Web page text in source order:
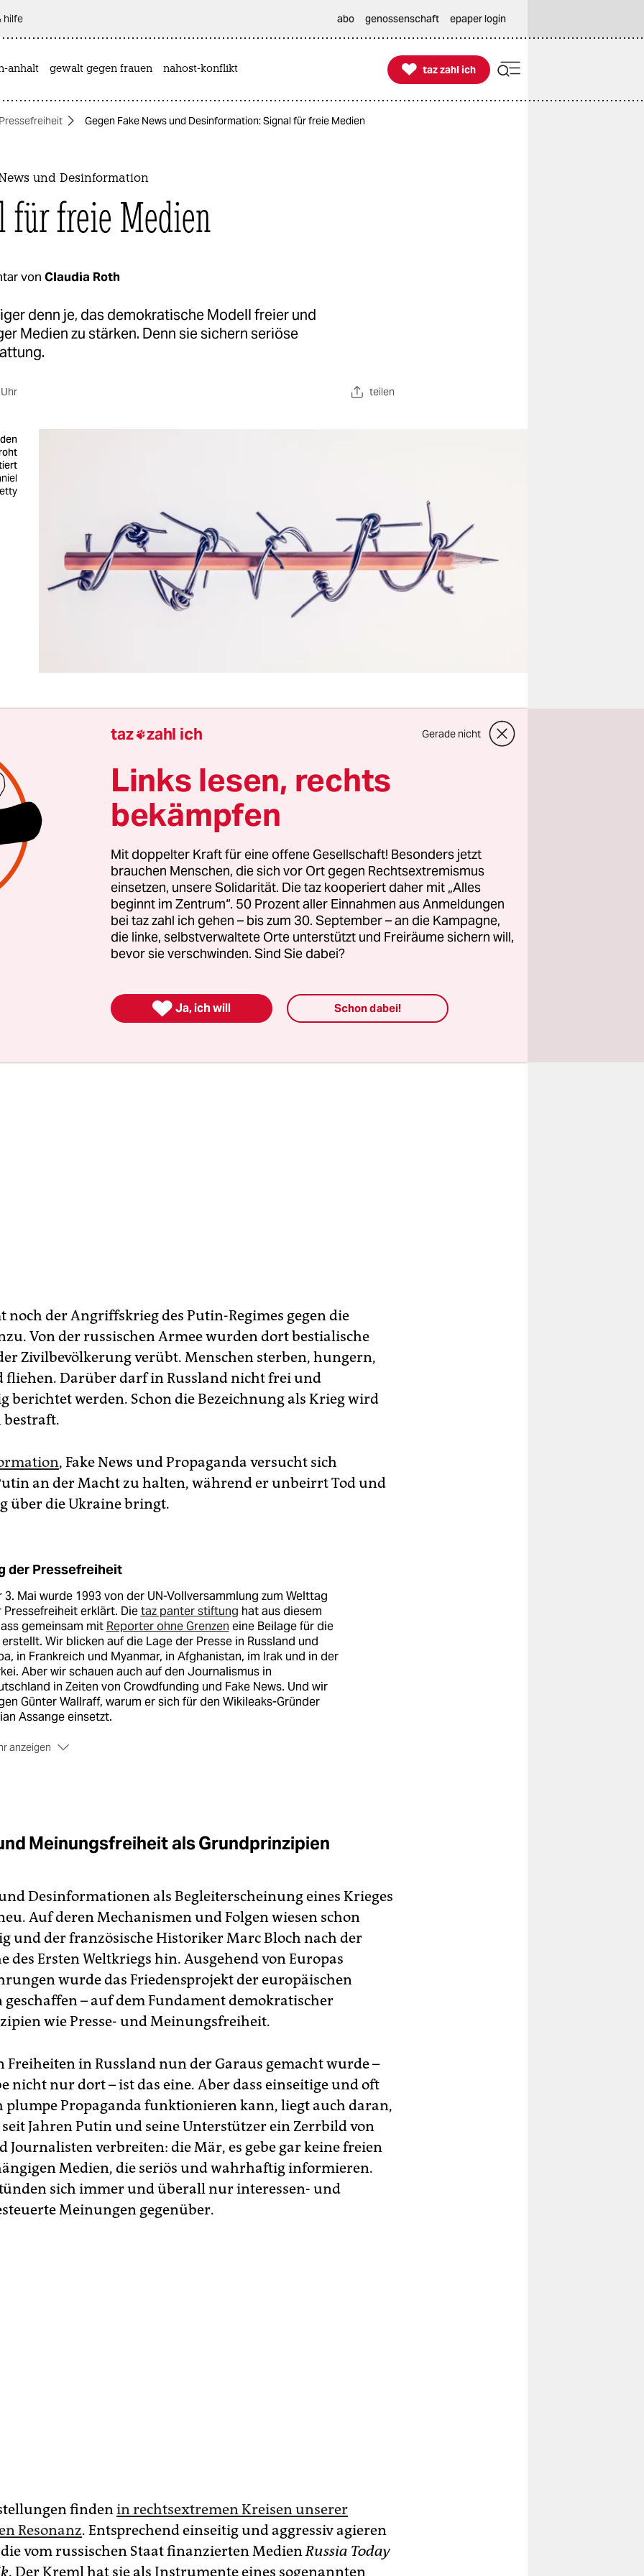
hilfe abo genossenschaft epaper login
anhalt gewalt gegen frauen nahost-konflikt 
taz zahl ich
taz zahl ich
Pressefreiheit Gegen Fake News und Desinformation: Signal für freie Medien
und Desinformation
für freie Medien
von Claudia Roth
denn je, das demokratische Modell freier und
Medien zu stärken. Denn sie sichern seriöse
teilen
die Coronapandemie hat weltweit zu viele Opfer gefordert.
sechs Millionen sollen es nach den über zwei Jahren sein,
das Virus unser Leben bedroht, einschränkt und
wurde die Pandemie in vielen autoritären wie semi-
auch dazu missbraucht, um die dort schon zuvor
weiter einzuschränken. Reporter ohne
sie schon nach einem Jahr Pandemie „so stark unter
zuvor“.
und Journalisten, Medienschaffende und
und Blogger waren im vergangenen Jahr in Haft, über
Journalistinnen und Journalisten angegriffen, bedroht
noch der Angriffskrieg des Putin-Regimes gegen die
Von der russischen Armee wurden dort bestialische
Zivilbevölkerung verübt. Menschen sterben, hungern,
fliehen. Darüber darf in Russland nicht frei und
berichtet werden. Schon die Bezeichnung als Krieg wird
bestraft.
, Fake News und Propaganda versucht sich
an der Macht zu halten, während er unbeirrt Tod und
über die Ukrai­ne bringt.
der Pressefreiheit
3. Mai wurde 1993 von der UN-Vollversammlung zum Welttag
Pressefreiheit erklärt. Dietaz panter stiftung hat aus diesem
gemeinsam mit Reporter ohne Grenzen eine Beilage für die
Wir blicken auf die Lage der Presse in Russland und
in Frankreich und Myanmar, in Afghanistan, im Irak und in der
Aber wir schauen auch auf den Journalismus in
in Zeiten von Crowdfunding und Fake News. Und wir
Günter Wallraff, warum er sich für den Wikileaks-Gründer
Assange einsetzt.
anzeigen
Meinungsfreiheit als Grundprinzipien
und Desinformationen als Begleiterscheinung eines Krieges
Auf deren Mechanismen und Folgen wiesen schon
und der französische Historiker Marc Bloch nach der
des Ersten Weltkriegs hin. Ausgehend von Europas
wurde das Friedensprojekt der europäischen
– auf dem Fundament demokratischer
wie Presse- und Meinungsfreiheit.
Freiheiten in Russland nun der Garaus gemacht wurde –
nicht nur dort – ist das eine. Aber dass einseitige und oft
plumpe Propaganda funktionieren kann, liegt auch daran,
seit Jahren Putin und seine Unterstützer ein Zerrbild von
Journalisten verbreiten: die Mär, es gebe gar keine freien
Medien, die seriös und wahrhaftig informieren.
sich immer und überall nur interessen- und
Meinungen gegenüber.
findenin rechtsextremen Kreisen unserer
Resonanz. Entsprechend einseitig und aggressiv agieren
die vom russischen Staat finanzierten MedienRussia Today
. Der Kreml hat sie als Instrumente eines sogenannten
taz zahl ich Gerade nicht
Links lesen, rechts
bekämpfen
Mit doppelter Kraft für eine offene Gesellschaft! Besonders jetzt
brauchen Menschen, die sich vor Ort gegen Rechtsextremismus
einsetzen, unsere Solidarität. Die taz kooperiert daher mit „Alles
beginnt im Zentrum“. 50 Prozent aller Einnahmen aus Anmeldungen
bei taz zahl ich gehen – bis zum 30. September – an die Kampagne,
die linke, selbstverwaltete Orte unterstützt und Freiräume sichern will,
bevor sie verschwinden. Sind Sie dabei?
 Ja, ich will Schon dabei!